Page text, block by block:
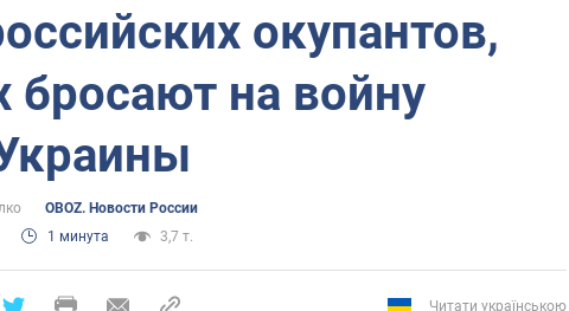
окупантов,
бросают на войну
OBOZ. Новости России
1 минута 3,7 т.
Читати українською